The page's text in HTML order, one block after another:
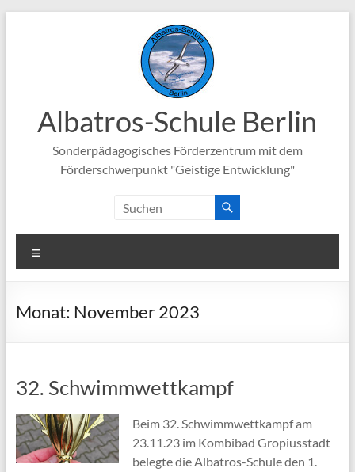
Albatros-Schule Berlin
Sonderpädagogisches Förderzentrum mit dem
Förderschwerpunkt "Geistige Entwicklung"
Monat: November 2023
32. Schwimmwettkampf
Beim 32. Schwimmwettkampf am
23.11.23 im Kombibad Gropiusstadt
belegte die Albatros-Schule den 1.